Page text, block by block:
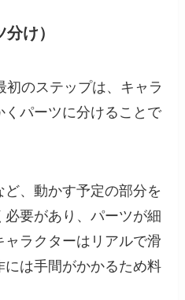
け）
初のステップは、キャラ
くパーツに分けることで
、動かす予定の部分を
要があり、パーツが細
ラクターはリアルで滑
には手間がかかるため料